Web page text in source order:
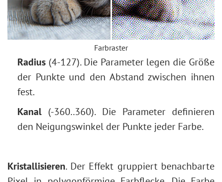
Augenfarbe ändern
Brille entfernen
Lippenstiftauswahl
Farbraster
Radius (4-127). Die Parameter legen die Größe
der Punkte und den Abstand zwischen ihnen
fest.
Kanal (-360..360). Die Parameter definieren
den Neigungswinkel der Punkte jeder Farbe.
Kristallisieren. Der Effekt gruppiert benachbarte